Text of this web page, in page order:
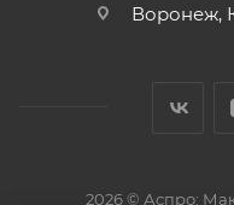
Воронеж,
2026 © Аспро: